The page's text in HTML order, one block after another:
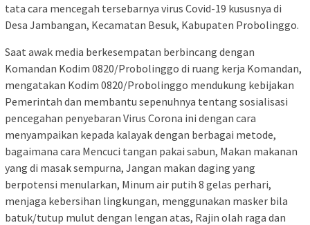
tata cara mencegah tersebarnya virus Covid-19 kususnya di
Desa Jambangan, Kecamatan Besuk, Kabupaten Probolinggo.
Saat awak media berkesempatan berbincang dengan
Komandan Kodim 0820/Probolinggo di ruang kerja Komandan,
mengatakan Kodim 0820/Probolinggo mendukung kebijakan
Pemerintah dan membantu sepenuhnya tentang sosialisasi
pencegahan penyebaran Virus Corona ini dengan cara
menyampaikan kepada kalayak dengan berbagai metode,
bagaimana cara Mencuci tangan pakai sabun, Makan makanan
yang di masak sempurna, Jangan makan daging yang
berpotensi menularkan, Minum air putih 8 gelas perhari,
menjaga kebersihan lingkungan, menggunakan masker bila
batuk/tutup mulut dengan lengan atas, Rajin olah raga dan